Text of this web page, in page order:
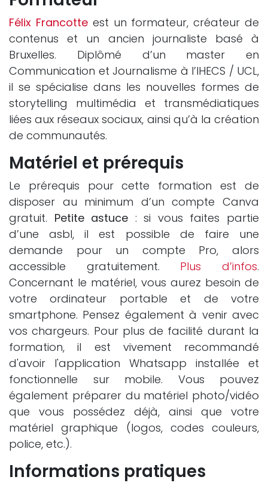
Félix Francotteest un formateur, créateur de
contenus et un ancien journaliste basé à
Bruxelles. Diplômé d’un master en
Communication et Journalisme à l’IHECS / UCL,
il se spécialise dans les nouvelles formes de
storytelling multimédia et transmédiatiques
liées aux réseaux sociaux, ainsi qu’à la création
de communautés.
Matériel et prérequis
Le prérequis pour cette formation est de
disposer au minimum d’un compte Canva
gratuit. Petite astuce : si vous faites partie
d’une asbl, il est possible de faire une
demande pour un compte Pro, alors
accessible gratuitement. Plus d’infos.
Concernant le matériel, vous aurez besoin de
votre ordinateur portable et de votre
smartphone. Pensez également à venir avec
vos chargeurs. Pour plus de facilité durant la
formation, il est vivement recommandé
d'avoir l'application Whatsapp installée et
fonctionnelle sur mobile. Vous pouvez
également préparer du matériel photo/vidéo
que vous possédez déjà, ainsi que votre
matériel graphique (logos, codes couleurs,
police, etc.).
Informations pratiques